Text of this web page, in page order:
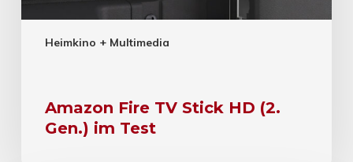
Heimkino + Multimedia
Amazon Fire TV Stick HD (2.
Gen.) im Test